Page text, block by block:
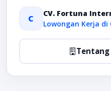
C
CV. Fortuna
Lowongan Kerja
Tentang